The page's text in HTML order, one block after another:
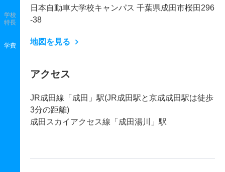
学校
特長
学費
日本自動車大学校キャンパス 千葉県成田市桜田296
-38
地図を見る
アクセス
JR成田線「成田」駅(JR成田駅と京成成田駅は徒歩
3分の距離)
成田スカイアクセス線「成田湯川」駅